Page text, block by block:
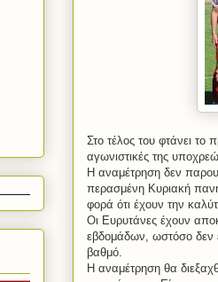
Στο τέλος του φτάνει το
αγωνιστικές της
Η αναμέτρηση δεν
περασμένη Κυριακή
φορά ότι έχουν την
Οι Ευρυτάνες έχουν
εβδομάδων, ωστόσο δεν
βαθμό.
Η αναμέτρηση θα